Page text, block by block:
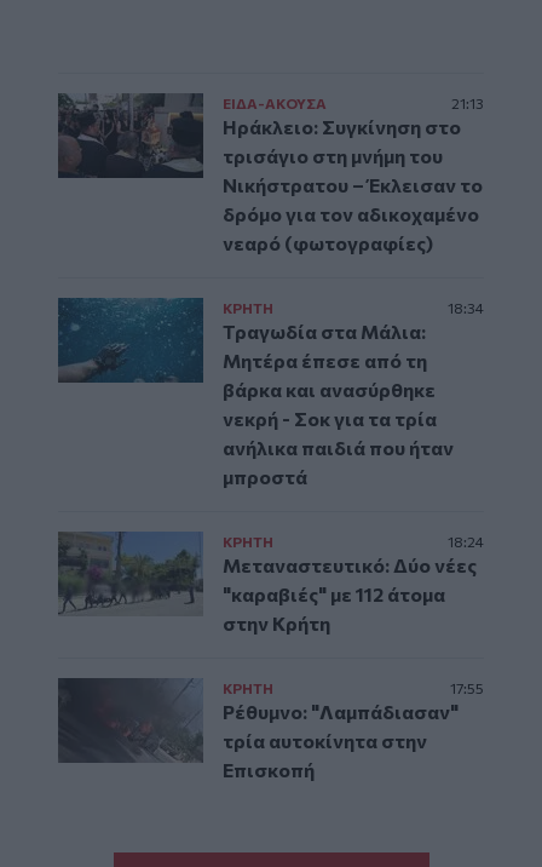
ΕΙΔΑ-ΑΚΟΥΣΑ 21:13
Ηράκλειο: Συγκίνηση στο
τρισάγιο στη μνήμη του
Νικήστρατου – Έκλεισαν το
δρόμο για τον αδικοχαμένο
νεαρό (φωτογραφίες)
ΚΡΗΤΗ 18:34
Τραγωδία στα Μάλια:
Μητέρα έπεσε από τη
βάρκα και ανασύρθηκε
νεκρή - Σοκ για τα τρία
ανήλικα παιδιά που ήταν
μπροστά
ΚΡΗΤΗ 18:24
Μεταναστευτικό: Δύο νέες
"καραβιές" με 112 άτομα
στην Κρήτη
ΚΡΗΤΗ 17:55
Ρέθυμνο: "Λαμπάδιασαν"
τρία αυτοκίνητα στην
Επισκοπή